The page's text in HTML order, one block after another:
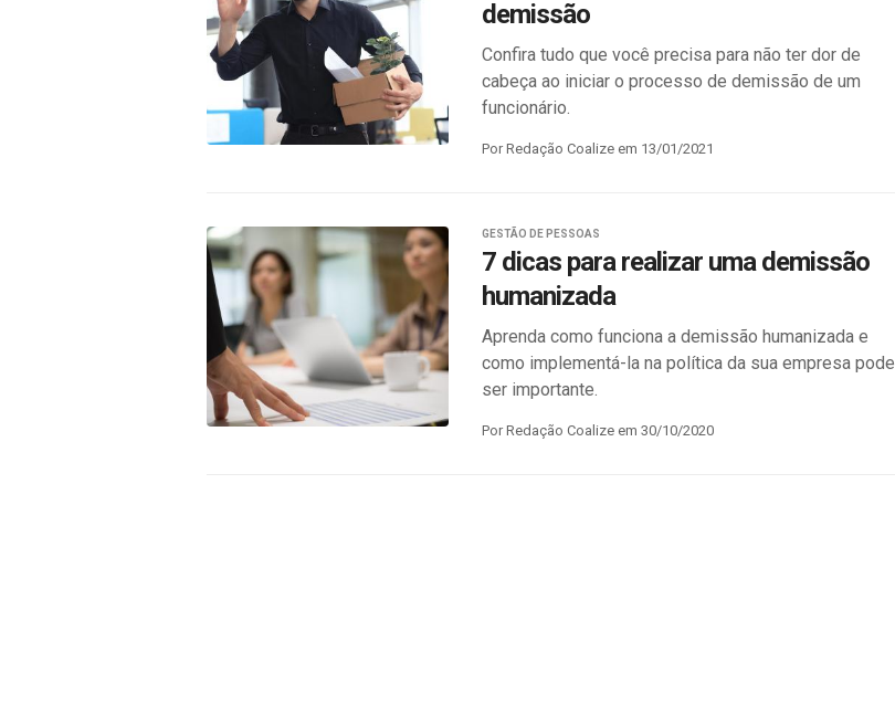
demissão
Confira tudo que você precisa para não ter dor de
cabeça ao iniciar o processo de demissão de um
funcionário.
Por Redação Coalize em 13/01/2021
GESTÃO DE PESSOAS
7 dicas para realizar uma demissão
humanizada
Aprenda como funciona a demissão humanizada e
como implementá-la na política da sua empresa pode
ser importante.
Por Redação Coalize em 30/10/2020